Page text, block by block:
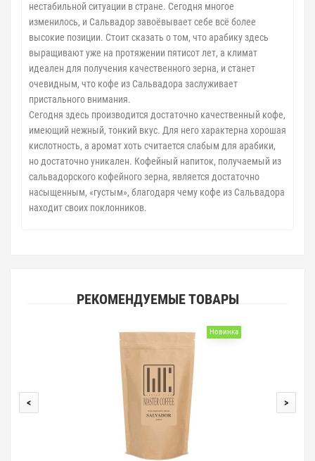
нестабильной ситуации в стране. Сегодня многое
изменилось, и Сальвадор завоёвывает себе всё более
высокие позиции. Стоит сказать о том, что арабику здесь
выращивают уже на протяжении пятисот лет, а климат
идеален для получения качественного зерна, и станет
очевидным, что кофе из Сальвадора заслуживает
пристального внимания.
Сегодня здесь производится достаточно качественный кофе,
имеющий нежный, тонкий вкус. Для него характерна хорошая
кислотность, а аромат хоть считается слабым для арабики,
но достаточно уникален. Кофейный напиток, получаемый из
сальвадорского кофейного зерна, является достаточно
насыщенным, «густым», благодаря чему кофе из Сальвадора
находит своих поклонников.
РЕКОМЕНДУЕМЫЕ ТОВАРЫ
Новинка
< >